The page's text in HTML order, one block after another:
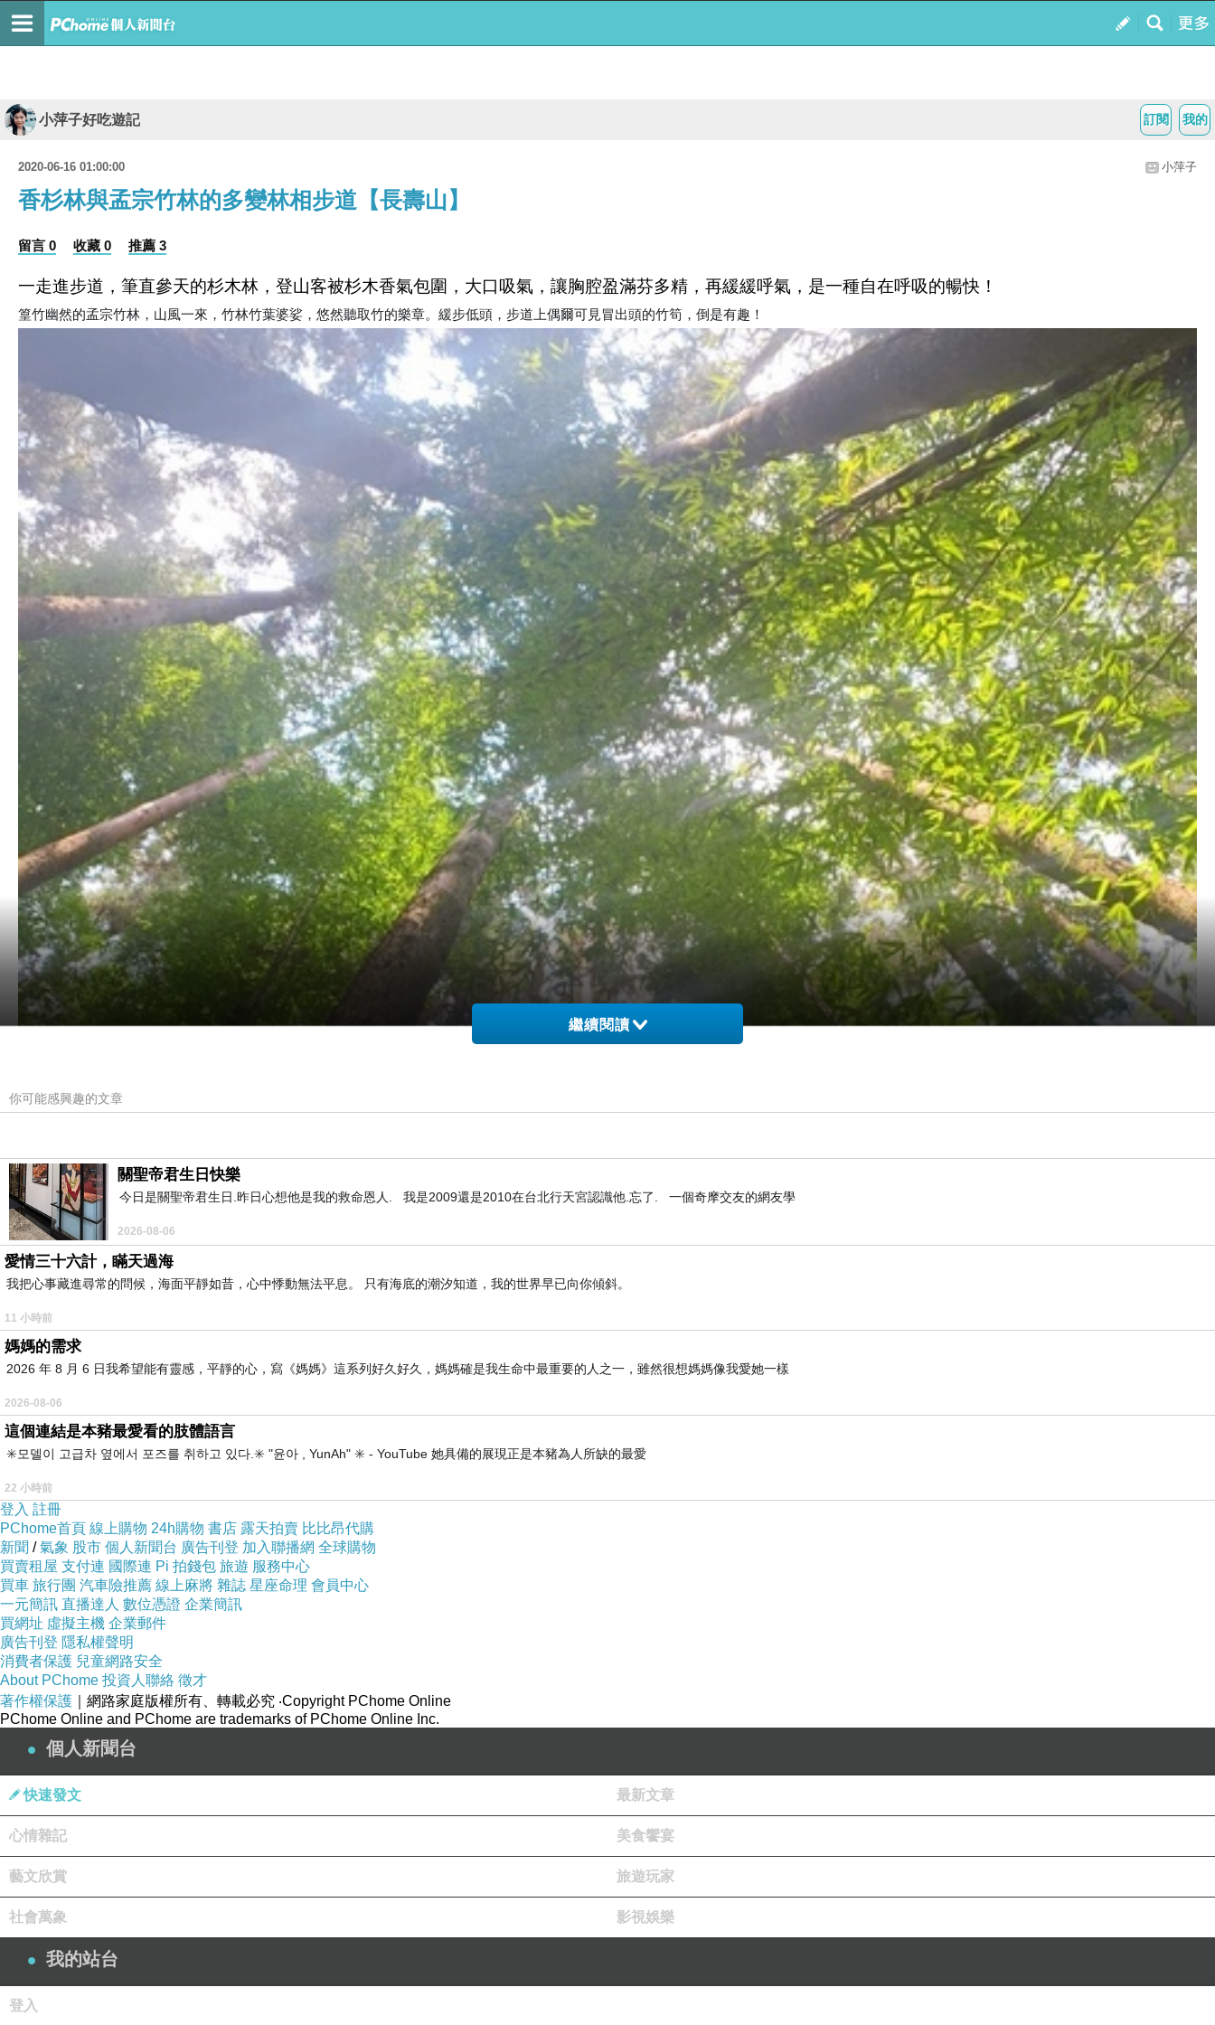
我的
訂閱
小萍子好吃遊記
2020-06-16 01:00:00 小萍子
香杉林與孟宗竹林的多變林相步道【長壽山】
留言 0 收藏 0 推薦 3
一走進步道，筆直參天的杉木林，登山客被杉木香氣包圍，大口吸氣，讓胸腔盈滿芬多精，再緩緩呼氣，是一種自在呼吸的暢快！
篁竹幽然的孟宗竹林，山風一來，竹林竹葉婆娑，悠然聽取竹的樂章。緩步低頭，步道上偶爾可見冒出頭的竹筍，倒是有趣！
之前已經有走過香杉林道，當時比菲小子年紀小，所以只有走到香杉林區休息~
今天，想要挑戰再走遠一點的路程~
繼續閱讀
你可能感興趣的文章
關聖帝君生日快樂
今日是關聖帝君生日.昨日心想他是我的救命恩人. 我是2009還是2010在台北行天宮認識他.忘了. 一個奇摩交友的網友學
2026-08-06
愛情三十六計，瞞天過海
我把心事藏進尋常的問候，海面平靜如昔，心中悸動無法平息。 只有海底的潮汐知道，我的世界早已向你傾斜。
11 小時前
媽媽的需求
2026 年 8 月 6 日我希望能有靈感，平靜的心，寫《媽媽》這系列好久好久，媽媽確是我生命中最重要的人之一，雖然很想媽媽像我愛她一樣
2026-08-06
這個連結是本豬最愛看的肢體語言
✳️모델이 고급차 옆에서 포즈를 취하고 있다.✳️ "윤아 , YunAh" ✳️ - YouTube 她具備的展現正是本豬為人所缺的最愛
22 小時前
登入 註冊
PChome首頁 線上購物 24h購物 書店 露天拍賣 比比昂代購
新聞 /氣象 股市 個人新聞台 廣告刊登 加入聯播網 全球購物
買賣租屋 支付連 國際連 Pi 拍錢包 旅遊 服務中心
買車 旅行團 汽車險推薦 線上麻將 雜誌 星座命理 會員中心
一元簡訊 直播達人 數位憑證 企業簡訊
買網址 虛擬主機 企業郵件
廣告刊登 隱私權聲明
消費者保護 兒童網路安全
About PChome 投資人聯絡 徵才
著作權保護 ｜網路家庭版權所有、轉載必究 ‧Copyright PChome Online
PChome Online and PChome are trademarks of PChome Online Inc.
個人新聞台
快速發文 最新文章
心情雜記 美食饗宴
藝文欣賞 旅遊玩家
社會萬象 影視娛樂
我的站台
登入